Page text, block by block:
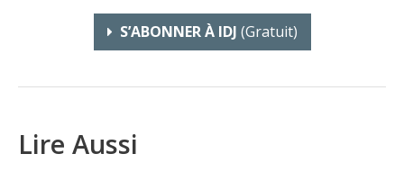
S’ABONNER À IDJ (gratuit)
Lire Aussi